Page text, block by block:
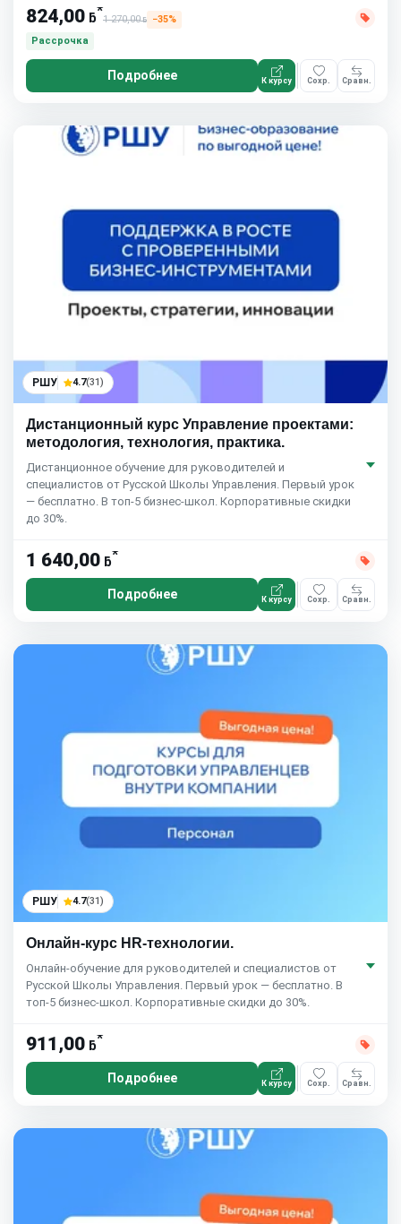
824,00 ƃ*
1 270,00ƃ
−35%
Рассрочка
Подробнее К курсу Сохр. Сравн.
РШУ 4.7(31)
Дистанционный курс Управление проектами:
методология, технология, практика.
Дистанционное обучение для руководителей и
специалистов от Русской Школы Управления. Первый урок
— бесплатно. В топ-5 бизнес-школ. Корпоративные скидки
до 30%.
1 640,00 ƃ*
Подробнее К курсу Сохр. Сравн.
РШУ 4.7(31)
Онлайн-курс HR-технологии.
Онлайн-обучение для руководителей и специалистов от
Русской Школы Управления. Первый урок — бесплатно. В
топ-5 бизнес-школ. Корпоративные скидки до 30%.
911,00 ƃ*
Подробнее К курсу Сохр. Сравн.